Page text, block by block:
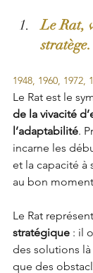
Le Rat,
stratège.
1948, 1960, 1972,
Le Rat est le
de la vivacité
l’adaptabilité.
incarne les
et la capacité à
au bon
Le Rat
stratégique : il
des solutions
que des